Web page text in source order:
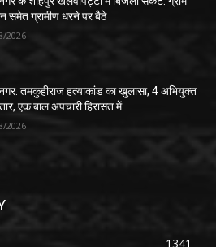
समेत ग्रामीण धरने पर बैठे
2026
तमकुहीराज हत्याकांड का खुलासा, 4 अभियुक्त
एक बाल अपचारी हिरासत में
2026
1341